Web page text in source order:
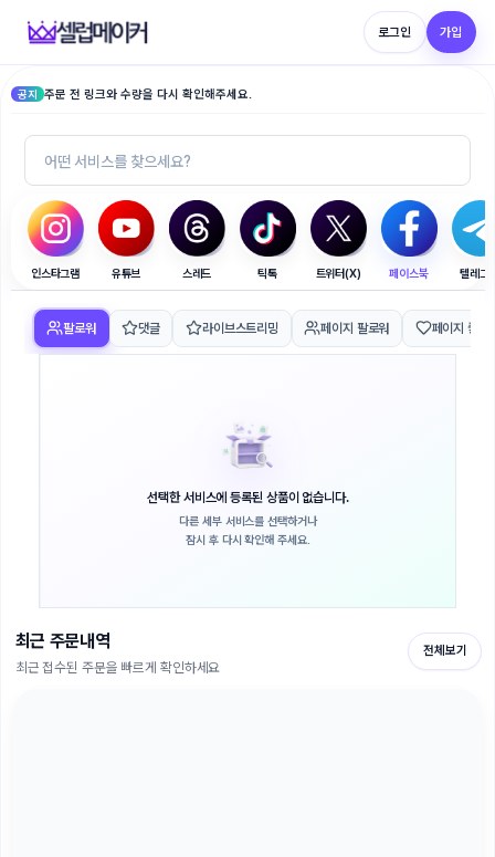
로그인 가입
공지 주문 전 링크와 수량을 다시 확인해주세요.
인스타그램 유튜브 스레드 틱톡 트위터(X) 페이스북 텔레그
팔로워 댓글 라이브스트리밍 페이지 팔로워 페이지 좋아
선택한 서비스에 등록된 상품이 없습니다.
다른 세부 서비스를 선택하거나
잠시 후 다시 확인해 주세요.
최근 주문내역
최근 접수된 주문을 빠르게 확인하세요
전체보기